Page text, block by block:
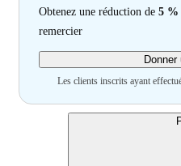
Obtenez une réduction de 5 %
remercier
Les clients inscrits ayant